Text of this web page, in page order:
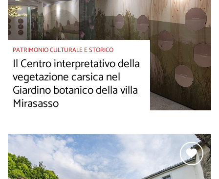
PATRIMONIO CULTURALE E STORICO
Il Centro interpretativo della
vegetazione carsica nel
Giardino botanico della villa
Mirasasso